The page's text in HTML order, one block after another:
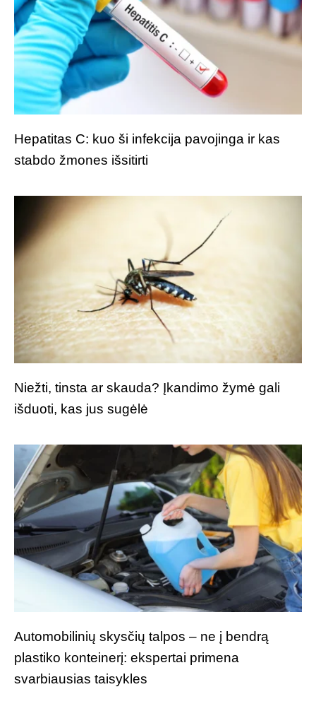
Hepatitas C: kuo ši infekcija pavojinga ir kas
stabdo žmones išsitirti
Niežti, tinsta ar skauda? Įkandimo žymė gali
išduoti, kas jus sugėlė
Automobilinių skysčių talpos – ne į bendrą
plastiko konteinerį: ekspertai primena
svarbiausias taisykles